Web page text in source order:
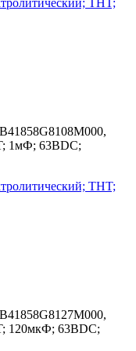
1мФ; 63ВDC;
THT;
120мкФ; 63ВDC;